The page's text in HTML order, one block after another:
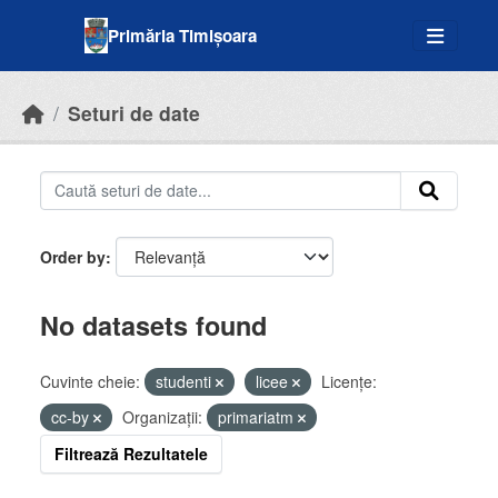
Primăria Timișoara
Seturi de date
Order by
No datasets found
Cuvinte cheie: studenti licee
Licenţe:
cc-by
Organizații:
primariatm
Filtrează Rezultatele